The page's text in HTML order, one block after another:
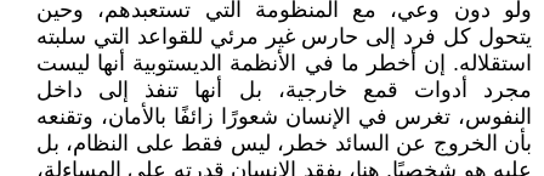
ولو دون وعي، مع المنظومة التي تستعبدهم، وحين
يتحول كل فرد إلى حارس غير مرئي للقواعد التي سلبته
استقلاله. إن أخطر ما في الأنظمة الديستوبية أنها ليست
مجرد أدوات قمع خارجية، بل أنها تنفذ إلى داخل
النفوس، تغرس في الإنسان شعورًا زائفًا بالأمان، وتقنعه
بأن الخروج عن السائد خطر، ليس فقط على النظام، بل
عليه هو شخصيًا. هنا، يفقد الإنسان قدرته على المساءلة،